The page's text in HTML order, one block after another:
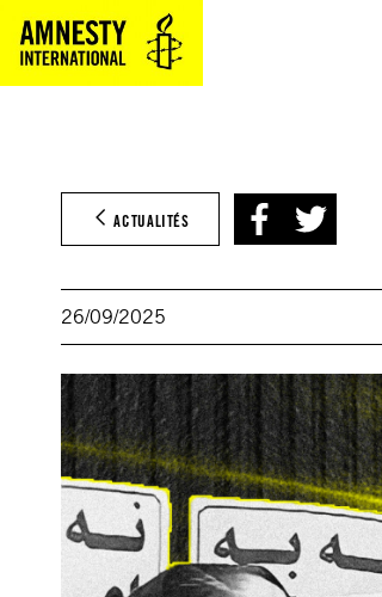
Aller
contenu
ACTUALITÉS
26/09/2025